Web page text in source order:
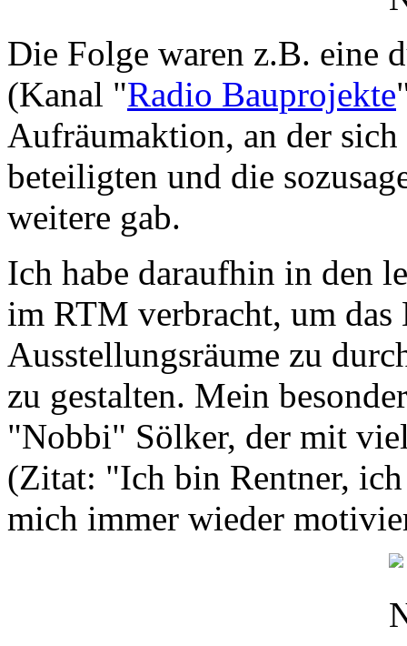
Die Folge waren z.B. eine
(Kanal "Radio Bauprojekte
Aufräumaktion, an der
beteiligten und die
weitere gab.
Ich habe daraufhin in den
im RTM verbracht, um das
Ausstellungsräume zu
zu gestalten. Mein
"Nobbi" Sölker, der mit
(Zitat: "Ich bin Rentner,
mich immer wieder